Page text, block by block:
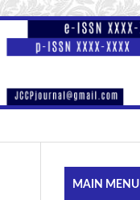
MAIN MENU